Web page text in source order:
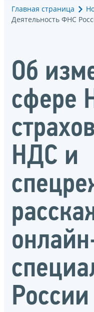
Главная страница
Деятельность ФНС
Об
сфере
НДС и
России